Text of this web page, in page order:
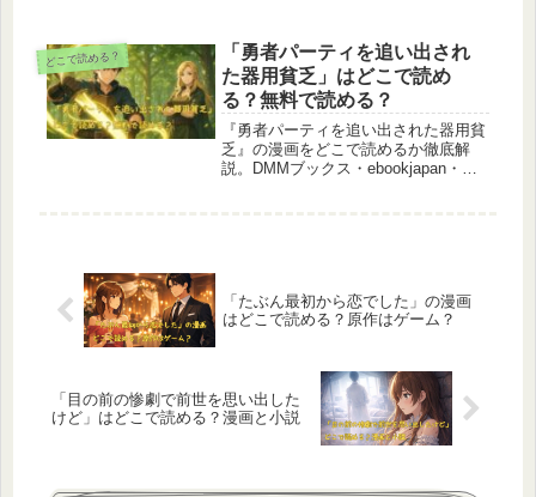
ジはこちら先生、僕たちは殺していま
せん。を読みたいと考えている方のた
め...
どこで読める？
「勇者パーティを追い出され
た器用貧乏」はどこで読め
る？無料で読める？
『勇者パーティを追い出された器用貧
乏』の漫画をどこで読めるか徹底解
説。DMMブックス・ebookjapan・コ
読み放題の有無、割引キャンペーンの
特徴まで詳しくまとめています。
「たぶん最初から恋でした」の漫画
はどこで読める？原作はゲーム？
「目の前の惨劇で前世を思い出した
けど」はどこで読める？漫画と小説